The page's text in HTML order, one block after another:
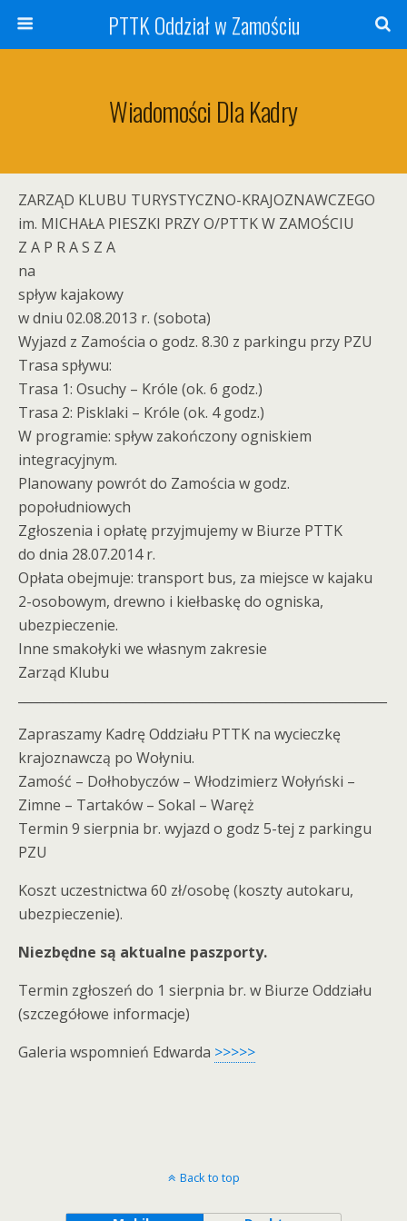
PTTK Oddział w Zamościu
Wiadomości Dla Kadry
ZARZĄD KLUBU TURYSTYCZNO-KRAJOZNAWCZEGO
im. MICHAŁA PIESZKI PRZY O/PTTK W ZAMOŚCIU
Z A P R A S Z A
na
spływ kajakowy
w dniu 02.08.2013 r. (sobota)
Wyjazd z Zamościa o godz. 8.30 z parkingu przy PZU
Trasa spływu:
Trasa 1: Osuchy – Króle (ok. 6 godz.)
Trasa 2: Pisklaki – Króle (ok. 4 godz.)
W programie: spływ zakończony ogniskiem
integracyjnym.
Planowany powrót do Zamościa w godz.
popołudniowych
Zgłoszenia i opłatę przyjmujemy w Biurze PTTK
do dnia 28.07.2014 r.
Opłata obejmuje: transport bus, za miejsce w kajaku
2-osobowym, drewno i kiełbaskę do ogniska,
ubezpieczenie.
Inne smakołyki we własnym zakresie
Zarząd Klubu
Zapraszamy Kadrę Oddziału PTTK na wycieczkę
krajoznawczą po Wołyniu.
Zamość – Dołhobyczów – Włodzimierz Wołyński –
Zimne – Tartaków – Sokal – Waręż
Termin 9 sierpnia br. wyjazd o godz 5-tej z parkingu
PZU
Koszt uczestnictwa 60 zł/osobę (koszty autokaru,
ubezpieczenie).
Niezbędne są aktualne paszporty.
Termin zgłoszeń do 1 sierpnia br. w Biurze Oddziału
(szczegółowe informacje)
Galeria wspomnień Edwarda >>>>>
Back to top